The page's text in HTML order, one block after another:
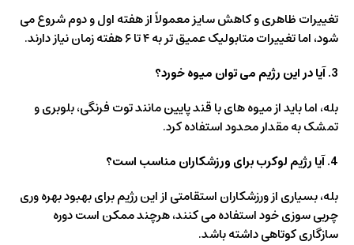
تغییرات ظاهری و کاهش سایز معمولاً از هفته اول و دوم شروع می
شود، اما تغییرات متابولیک عمیق تر به ۴ تا ۶ هفته زمان نیاز دارند.
3. آیا در این رژیم می توان میوه خورد؟
بله، اما باید از میوه های با قند پایین مانند توت فرنگی، بلوبری و
تمشک به مقدار محدود استفاده کرد.
4. آیا رژیم لوکرب برای ورزشکاران مناسب است؟
بله، بسیاری از ورزشکاران استقامتی از این رژیم برای بهبود بهره وری
چربی سوزی خود استفاده می کنند، هرچند ممکن است دوره
سازگاری کوتاهی داشته باشد.